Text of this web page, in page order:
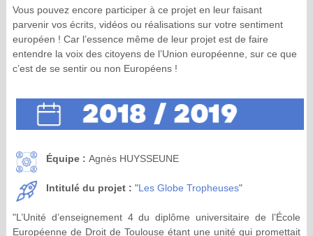
Vous pouvez encore participer à ce projet en leur faisant
parvenir vos écrits, vidéos ou réalisations sur votre sentiment
européen ! Car l’essence même de leur projet est de faire
entendre la voix des citoyens de l’Union européenne, sur ce que
c’est de se sentir ou non Européens !
Équipe : Agnès HUYSSEUNE
Intitulé du projet : "Les Globe Tropheuses"
"L’Unité d’enseignement 4 du diplôme universitaire de l’École
Européenne de Droit de Toulouse étant une unité qui promettait